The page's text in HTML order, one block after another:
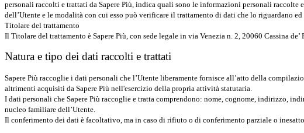
personali raccolti e trattati da Sapere Più, indica quali sono le informazioni personali
dell’Utente e le modalità con cui esso può verificare il trattamento di dati che lo riguardano
Titolare del trattamento
Il Titolare del trattamento è Sapere Più, con sede legale in via Venezia n. 2, 20060 Cassina
Natura e tipo dei dati raccolti e trattati
Sapere Più raccoglie i dati personali che l’Utente liberamente fornisce all’atto della
altrimenti acquisiti da Sapere Più nell'esercizio della propria attività statutaria.
I dati personali che Sapere Più raccoglie e tratta comprendono: nome, cognome, indirizzo,
nucleo familiare dell’Utente.
Il conferimento dei dati è facoltativo, ma in caso di rifiuto o di conferimento parziale o